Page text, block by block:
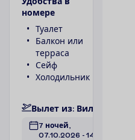
номере
Туалет
Балкон или
терраса
Сейф
Холодильник
Вылет из: Вил
7 ночей,
07.10.2026 - 14.10.2026